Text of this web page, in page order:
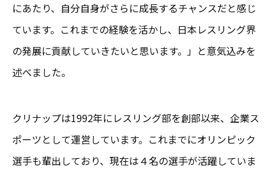
にあたり、自分自身がさらに成長するチャンスだと感じ
ています。これまでの経験を活かし、日本レスリング界
の発展に貢献していきたいと思います。」と意気込みを
述べました。
クリナップは1992年にレスリング部を創部以来、企業ス
ポーツとして運営しています。これまでにオリンピック
選手も輩出しており、現在は４名の選手が活躍していま